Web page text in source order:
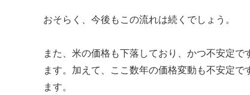
おそらく、今後もこの流れは続くでしょう。
また、米の価格も下落しており、かつ不安定
ます。加えて、ここ数年の価格変動も不安定
ます。